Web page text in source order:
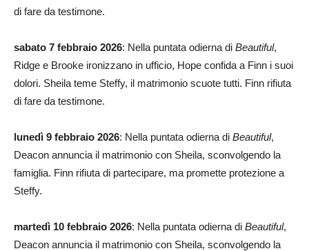
di fare da testimone.
sabato 7 febbraio 2026: Nella puntata odierna di Beautiful,
Ridge e Brooke ironizzano in ufficio, Hope confida a Finn i suoi
dolori. Sheila teme Steffy, il matrimonio scuote tutti. Finn rifiuta
di fare da testimone.
lunedì 9 febbraio 2026: Nella puntata odierna di Beautiful,
Deacon annuncia il matrimonio con Sheila, sconvolgendo la
famiglia. Finn rifiuta di partecipare, ma promette protezione a
Steffy.
martedì 10 febbraio 2026: Nella puntata odierna di Beautiful,
Deacon annuncia il matrimonio con Sheila, sconvolgendo la